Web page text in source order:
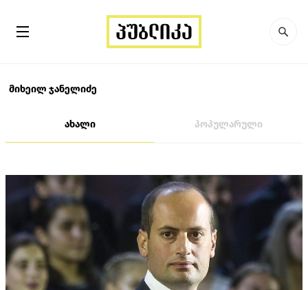
მიხეილ ჯანელიძე
ახალი პოპულარული